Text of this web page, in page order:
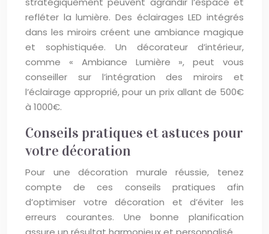
refléter la lumière. Des éclairages LED intégrés
dans les miroirs créent une ambiance magique
et sophistiquée. Un décorateur d’intérieur,
comme « Ambiance Lumière », peut vous
conseiller sur l’intégration des miroirs et
l’éclairage approprié, pour un prix allant de 500€
à 1000€.
Conseils pratiques et astuces pour
votre décoration
Pour une décoration murale réussie, tenez
compte de ces conseils pratiques afin
d’optimiser votre décoration et d’éviter les
erreurs courantes. Une bonne planification